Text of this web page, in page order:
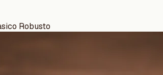
Robusto